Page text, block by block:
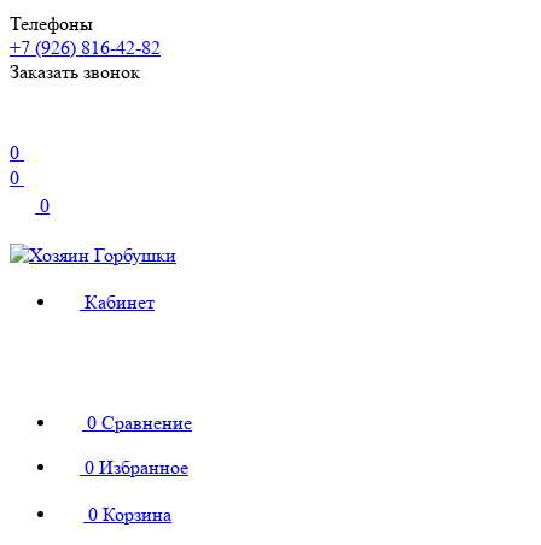
Телефоны
+7 (926) 816-42-82
Заказать звонок
0
0
0
Кабинет
0 Сравнение
0 Избранное
0 Корзина